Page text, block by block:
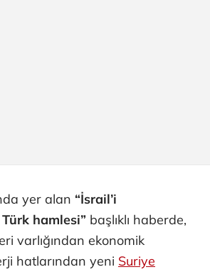
yer alan “İsrail’i
hamlesi” başlıklı haberde,
varlığından ekonomik
hatlarından yeni Suriye